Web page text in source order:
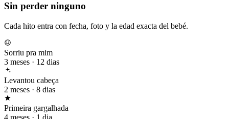
Sin perder ninguno
Cada hito entra con fecha, foto y la edad exacta del bebé.
Sorriu pra mim
3 meses · 12 dias
Levantou cabeça
2 meses · 8 dias
Primeira gargalhada